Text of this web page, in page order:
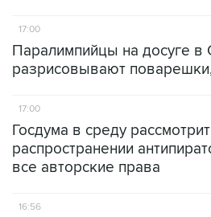
17:00
Паралимпийцы на досуге в
разрисовывают
17:00
Госдума в среду
распространении
все авторские права
16:56